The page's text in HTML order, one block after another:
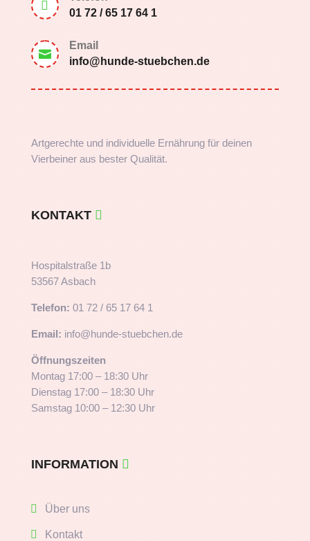

01 72 / 65 17 64 1

Email
info@hunde-stuebchen.de
Artgerechte und individuelle Ernährung für deinen
Vierbeiner aus bester Qualität.
KONTAKT
Hospitalstraße 1b
53567 Asbach
Telefon: 01 72 / 65 17 64 1
Email: info@hunde-stuebchen.de
Öffnungszeiten
Montag 17:00 – 18:30 Uhr
Dienstag 17:00 – 18:30 Uhr
Samstag 10:00 – 12:30 Uhr
INFORMATION
Über uns
Kontakt